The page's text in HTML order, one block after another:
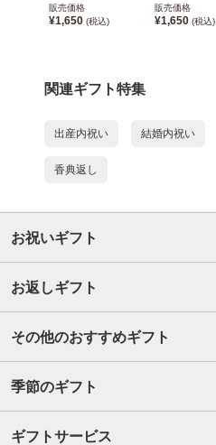
販売価格
¥1,650 (税込)
販売価格
¥1,650(税込)
関連ギフト特集
出産内祝い 結婚内祝い
香典返し
お祝いギフト
お返しギフト
その他のおすすめギフト
季節のギフト
ギフトサービス